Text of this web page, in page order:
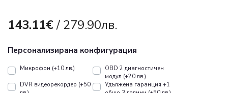
143.11€/ 279.90лв.
Персонализирана конфигурация
Микрофон (+10 лв.)
OBD 2 диагностичен
модул (+20 лв.)
DVR видеорекордер (+50
Удължена гаранция +1